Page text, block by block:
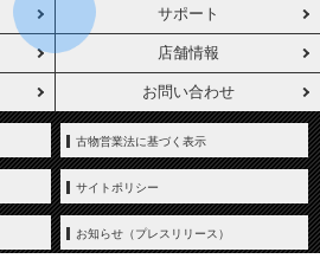
サポート
店舗情報
お問い合わせ
古物営業法に基づく表示
サイトポリシー
お知らせ（プレスリリース）